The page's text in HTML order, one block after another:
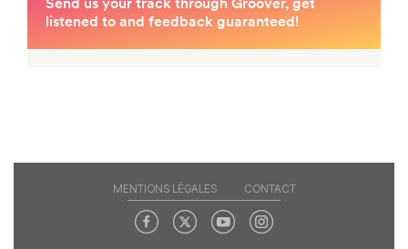
MENTIONS LÉGALES CONTACT